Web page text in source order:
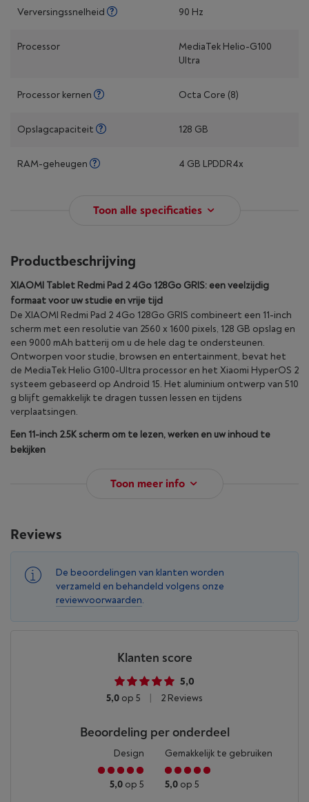
Verversingssnelheid 90 Hz
Processor
MediaTek Helio-G100
Ultra
Processor kernen Octa Core (8)
Opslagcapaciteit 128 GB
RAM-geheugen 4 GB LPDDR4x
Toon alle specificaties
Productbeschrijving
XIAOMI Tablet Redmi Pad 2 4Go 128Go GRIS: een veelzijdig
formaat voor uw studie en vrije tijd
De XIAOMI Redmi Pad 2 4Go 128Go GRIS combineert een 11-inch
scherm met een resolutie van 2560 x 1600 pixels, 128 GB opslag en
een 9000 mAh batterij om u de hele dag te ondersteunen.
Ontworpen voor studie, browsen en entertainment, bevat het
de MediaTek Helio G100-Ultra processor en het Xiaomi HyperOS 2
systeem gebaseerd op Android 15. Het aluminium ontwerp van 510
g blijft gemakkelijk te dragen tussen lessen en tijdens
verplaatsingen.
Een 11-inch 2.5K scherm om te lezen, werken en uw inhoud te
bekijken
Toon meer info
Reviews
De beoordelingen van klanten worden
verzameld en behandeld volgens onze
reviewvoorwaarden.
Klanten score
5,0
5,0 op 5 2 Reviews
Beoordeling per onderdeel
Design
5,0 op 5
Gemakkelijk te gebruiken
5,0 op 5